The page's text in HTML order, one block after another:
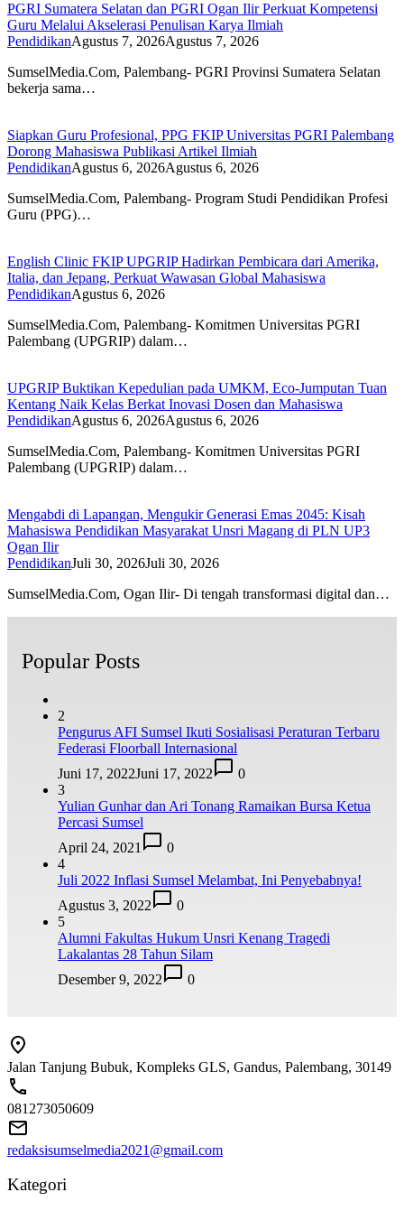
PGRI Sumatera Selatan dan PGRI Ogan Ilir Perkuat Kompetensi
Guru Melalui Akselerasi Penulisan Karya Ilmiah
PendidikanAgustus 7, 2026Agustus 7, 2026
SumselMedia.Com, Palembang- PGRI Provinsi Sumatera Selatan
bekerja sama…
Siapkan Guru Profesional, PPG FKIP Universitas PGRI Palembang
Dorong Mahasiswa Publikasi Artikel Ilmiah
PendidikanAgustus 6, 2026Agustus 6, 2026
SumselMedia.Com, Palembang- Program Studi Pendidikan Profesi
Guru (PPG)…
English Clinic FKIP UPGRIP Hadirkan Pembicara dari Amerika,
Italia, dan Jepang, Perkuat Wawasan Global Mahasiswa
PendidikanAgustus 6, 2026
SumselMedia.Com, Palembang- Komitmen Universitas PGRI
Palembang (UPGRIP) dalam…
UPGRIP Buktikan Kepedulian pada UMKM, Eco-Jumputan Tuan
Kentang Naik Kelas Berkat Inovasi Dosen dan Mahasiswa
PendidikanAgustus 6, 2026Agustus 6, 2026
SumselMedia.Com, Palembang- Komitmen Universitas PGRI
Palembang (UPGRIP) dalam…
Mengabdi di Lapangan, Mengukir Generasi Emas 2045: Kisah
Mahasiswa Pendidikan Masyarakat Unsri Magang di PLN UP3
Ogan Ilir
PendidikanJuli 30, 2026Juli 30, 2026
SumselMedia.Com, Ogan Ilir- Di tengah transformasi digital dan…
Popular Posts
2
Pengurus AFI Sumsel Ikuti Sosialisasi Peraturan Terbaru
Federasi Floorball Internasional
Juni 17, 2022Juni 17, 2022
0
3
Yulian Gunhar dan Ari Tonang Ramaikan Bursa Ketua
Percasi Sumsel
April 24, 2021
0
4
Juli 2022 Inflasi Sumsel Melambat, Ini Penyebabnya!
Agustus 3, 2022
0
5
Alumni Fakultas Hukum Unsri Kenang Tragedi
Lakalantas 28 Tahun Silam
Desember 9, 2022
0
Jalan Tanjung Bubuk, Kompleks GLS, Gandus, Palembang, 30149
081273050609
redaksisumselmedia2021@gmail.com
Kategori